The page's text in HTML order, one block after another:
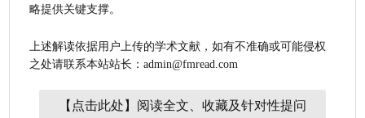
略提供关键支撑。
上述解读依据用户上传的学术文献，如有不准确或可能侵权
之处请联系本站站长：admin@fmread.com
【点击此处】阅读全文、收藏及针对性提问